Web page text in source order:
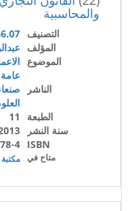
والمحاسبية
التصنيف 346.07
المؤلف
الموضوع
الناشر
الطبعة
11
سنة النشر
ISBN
4
متاح في